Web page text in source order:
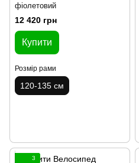
фіолетовий
12 420 грн
Купити
Розмір рами
120-135 см
3